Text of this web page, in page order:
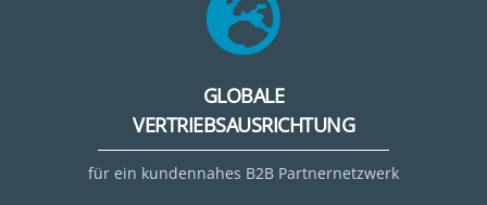
GLOBALE
VERTRIEBSAUSRICHTUNG
für ein kundennahes B2B Partnernetzwerk